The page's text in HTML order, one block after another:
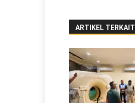
ARTIKEL TERKAIT